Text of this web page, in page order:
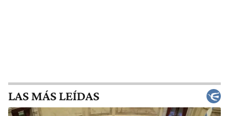
LAS MÁS LEÍDAS